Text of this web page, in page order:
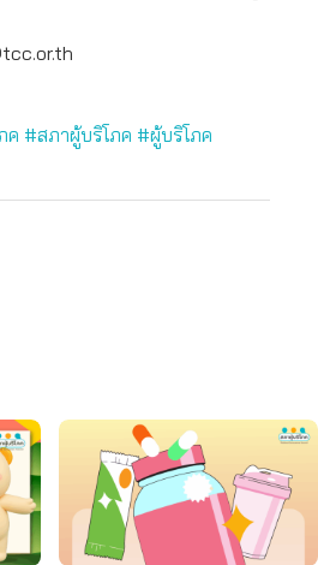
ค #สภาผู้บริโภค #ผู้บริโภค